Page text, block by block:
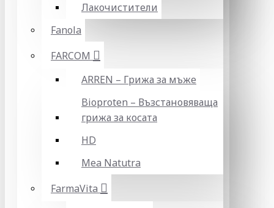
Лакочистители
Fanola
FARCOM
ARREN – Грижа за мъже
Bioproten – Възстановяваща
грижа за косата
HD
Mea Natutra
FarmaVita